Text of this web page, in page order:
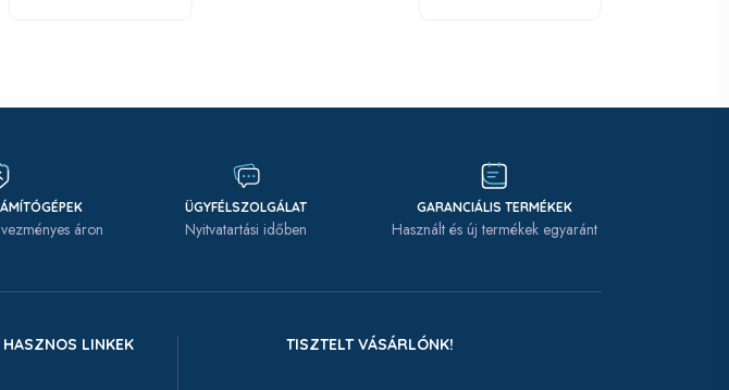
áron
ÜGYFÉLSZOLGÁLAT
Nyitvatartási időben
GARANCIÁLIS TERMÉKEK
Használt és új termékek egyaránt
HASZNOS LINKEK TISZTELT VÁSÁRLÓNK!